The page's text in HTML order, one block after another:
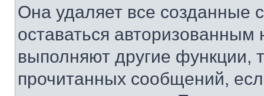
Она удаляет все созданные
оставаться
выполняют другие функции,
прочитанных сообщений,